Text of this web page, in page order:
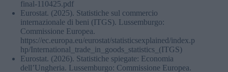
final-110425.pdf
Eurostat. (2025). Statistiche sul commercio
internazionale di beni (ITGS). Lussemburgo:
Commissione Europea.
https://ec.europa.eu/eurostat/statisticsexplained/index.p
hp/International_trade_in_goods_statistics_(ITGS)
Eurostat. (2026). Statistiche spiegate: Economia
dell’Ungheria. Lussemburgo: Commissione Europea.